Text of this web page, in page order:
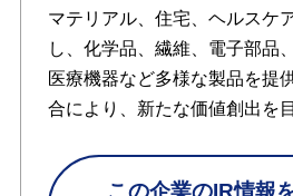
マテリアル、住宅、ヘルスケ
し、化学品、繊維、電子部品
医療機器など多様な製品を提
合により、新たな価値創出を